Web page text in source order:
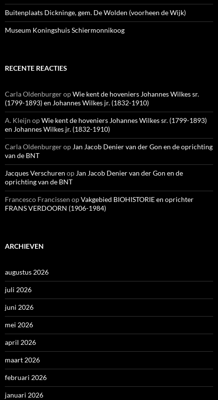
Buitenplaats Dickninge, gem. De Wolden (voorheen de Wijk)
Museum Koningshuis Schiermonnikoog
RECENTE REACTIES
Carla OldenburgeropWie kent de hoveniers Johannes Wilkes sr.
(1799-1893) en Johannes Wilkes jr. (1832-1910)
A. Kleijn opWie kent de hoveniers Johannes Wilkes sr. (1799-1893)
en Johannes Wilkes jr. (1832-1910)
Carla Oldenburgerop Jan Jacob Denier van der Gon en de oprichting
van de BNT
Jacques Verschuren op Jan Jacob Denier van der Gon en de
oprichting van de BNT
Francesco Francissen opVakgebied BIOHISTORIE en oprichter
FRANS VERDOORN (1906-1984)
ARCHIEVEN
augustus 2026
juli 2026
juni 2026
mei 2026
april 2026
maart 2026
februari 2026
januari 2026